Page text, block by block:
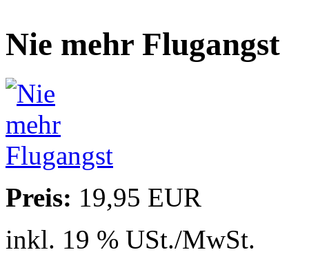
Nie mehr Flugangst
Preis: 19,95 EUR
inkl. 19 % USt./MwSt.